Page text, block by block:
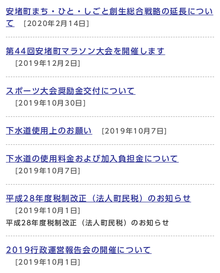
安堵町まち・ひと・しごと創生総合戦略の延長につい
て
[2020年2月14日]
第44回安堵町マラソン大会を開催します
[2019年12月2日]
スポーツ大会奨励金交付について
[2019年10月30日]
下水道使用上のお願い [2019年10月7日]
下水道の使用料金および加入負担金について
[2019年10月7日]
平成28年度税制改正（法人町民税）のお知らせ
[2019年10月1日]
平成28年度税制改正（法人町民税）のお知らせ
2019行政運営報告会の開催について
[2019年10月1日]